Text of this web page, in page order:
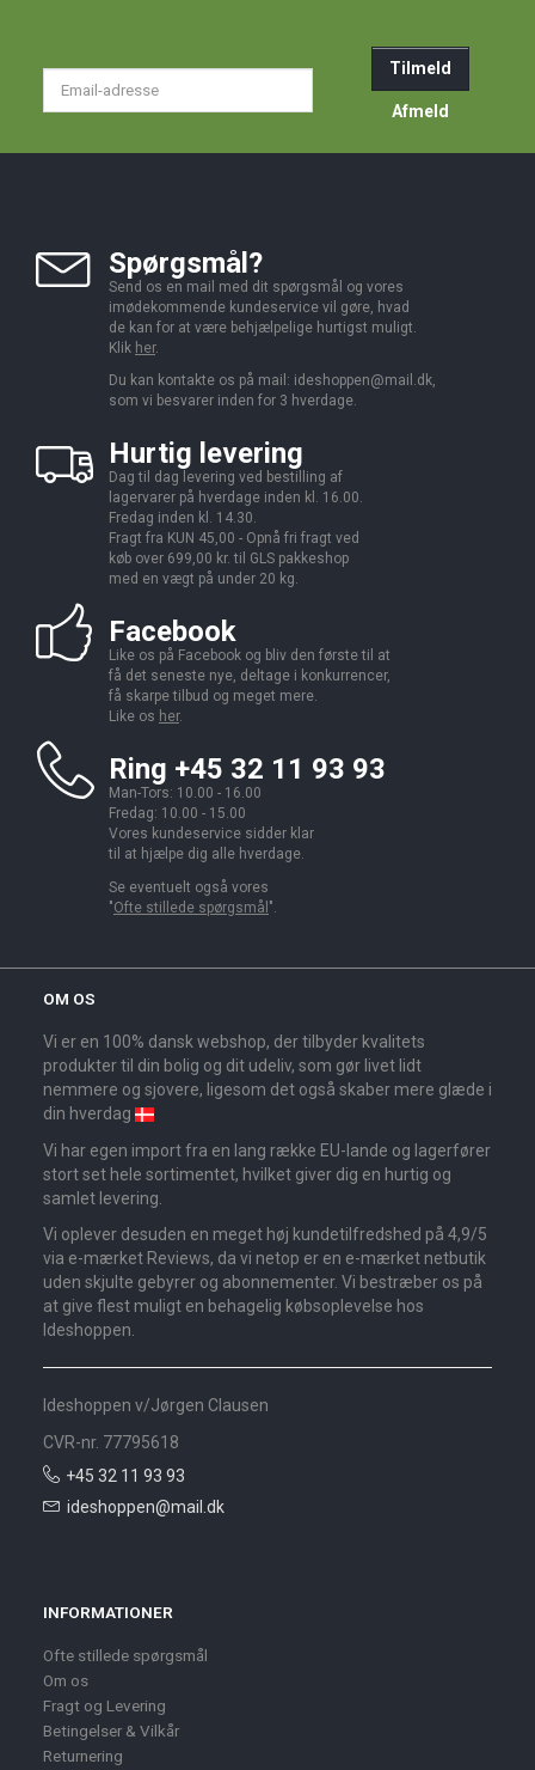
Tilmeld
Afmeld
Spørgsmål?
Send os en mail med dit spørgsmål og vores
imødekommende kundeservice vil gøre, hvad
de kan for at være behjælpelige hurtigst muligt.
Klik her.
Du kan kontakte os på mail: ideshoppen@mail.dk,
som vi besvarer inden for 3 hverdage.
Hurtig levering
Dag til dag levering ved bestilling af
lagervarer på hverdage inden kl. 16.00.
Fredag inden kl. 14.30.
Fragt fra KUN 45,00 - Opnå fri fragt ved
køb over 699,00 kr. til GLS pakkeshop
med en vægt på under 20 kg.
Facebook
Like os på Facebook og bliv den første til at
få det seneste nye, deltage i konkurrencer,
få skarpe tilbud og meget mere.
Like os her.
Ring +45 32 11 93 93
Man-Tors: 10.00 - 16.00
Fredag: 10.00 - 15.00
Vores kundeservice sidder klar
til at hjælpe dig alle hverdage.
Se eventuelt også vores
"Ofte stillede spørgsmål ".
OM OS
Vi er en 100% dansk webshop, der tilbyder kvalitets
produkter til din bolig og dit udeliv, som gør livet lidt
nemmere og sjovere, ligesom det også skaber mere glæde i
din hverdag
Vi har egen import fra en lang række EU-lande og lagerfører
stort set hele sortimentet, hvilket giver dig en hurtig og
samlet levering.
Vi oplever desuden en meget høj kundetilfredshed på 4,9/5
via e-mærket Reviews, da vi netop er en e-mærket netbutik
uden skjulte gebyrer og abonnementer. Vi bestræber os på
at give flest muligt en behagelig købsoplevelse hos
Ideshoppen.
Ideshoppen v/Jørgen Clausen
CVR-nr. 77795618
+45 32 11 93 93
ideshoppen@mail.dk
INFORMATIONER
Ofte stillede spørgsmål
Om os
Fragt og Levering
Betingelser & Vilkår
Returnering